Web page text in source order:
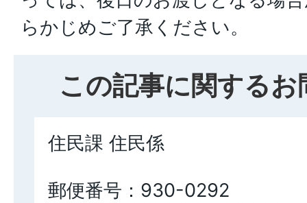
らかじめご了承ください。
この記事に関する
住民課 住民係
郵便番号：930-0292